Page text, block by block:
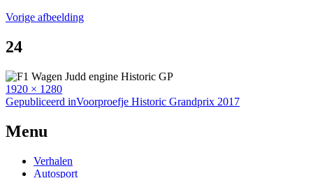
Vorige afbeelding
24
Volledige
grootte
1920 × 1280
Bericht
navigatie
Gepubliceerd inVoorproefje Historic Grandprix 2017
Menu
Verhalen
Autosport